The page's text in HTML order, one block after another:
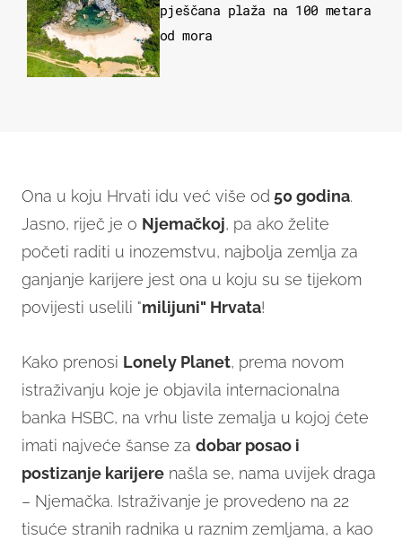
pješčana plaža na 100 metara
od mora
Ona u koju Hrvati idu već više od 50 godina.
Jasno, riječ je o Njemačkoj, pa ako želite
početi raditi u inozemstvu, najbolja zemlja za
ganjanje karijere jest ona u koju su se tijekom
povijesti uselili "milijuni" Hrvata!
Kako prenosi Lonely Planet, prema novom
istraživanju koje je objavila internacionalna
banka HSBC, na vrhu liste zemalja u kojoj ćete
imati najveće šanse za dobar posao i
postizanje karijere našla se, nama uvijek draga
– Njemačka. Istraživanje je provedeno na 22
tisuće stranih radnika u raznim zemljama, a kao